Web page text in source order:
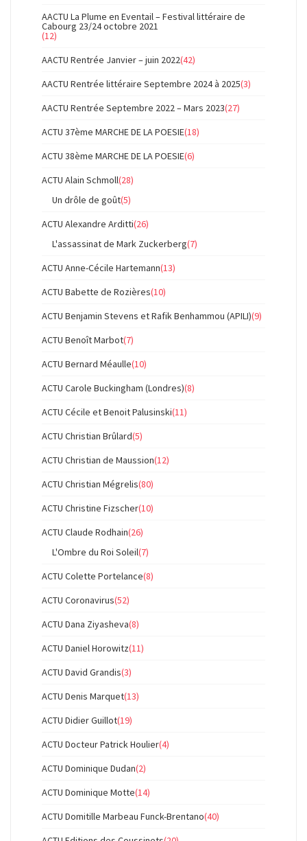
AACTU La Plume en Eventail – Festival littéraire de
Cabourg 23/24 octobre 2021
(12)
AACTU Rentrée Janvier – juin 2022(42)
AACTU Rentrée littéraire Septembre 2024 à 2025(3)
AACTU Rentrée Septembre 2022 – Mars 2023(27)
ACTU 37ème MARCHE DE LA POESIE(18)
ACTU 38ème MARCHE DE LA POESIE(6)
ACTU Alain Schmoll(28)
Un drôle de goût(5)
ACTU Alexandre Arditti(26)
L'assassinat de Mark Zuckerberg(7)
ACTU Anne-Cécile Hartemann(13)
ACTU Babette de Rozières(10)
ACTU Benjamin Stevens et Rafik Benhammou (APILI)(9)
ACTU Benoît Marbot(7)
ACTU Bernard Méaulle(10)
ACTU Carole Buckingham (Londres)(8)
ACTU Cécile et Benoit Palusinski(11)
ACTU Christian Brûlard(5)
ACTU Christian de Maussion(12)
ACTU Christian Mégrelis(80)
ACTU Christine Fizscher(10)
ACTU Claude Rodhain(26)
L'Ombre du Roi Soleil(7)
ACTU Colette Portelance(8)
ACTU Coronavirus(52)
ACTU Dana Ziyasheva(8)
ACTU Daniel Horowitz(11)
ACTU David Grandis(3)
ACTU Denis Marquet(13)
ACTU Didier Guillot(19)
ACTU Docteur Patrick Houlier(4)
ACTU Dominique Dudan(2)
ACTU Dominique Motte(14)
ACTU Domitille Marbeau Funck-Brentano(40)